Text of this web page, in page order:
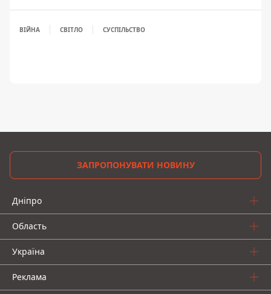
ВІЙНА СВІТЛО СУСПІЛЬСТВО
ЗАПРОПОНУВАТИ НОВИНУ
Дніпро
Область
Україна
Реклама